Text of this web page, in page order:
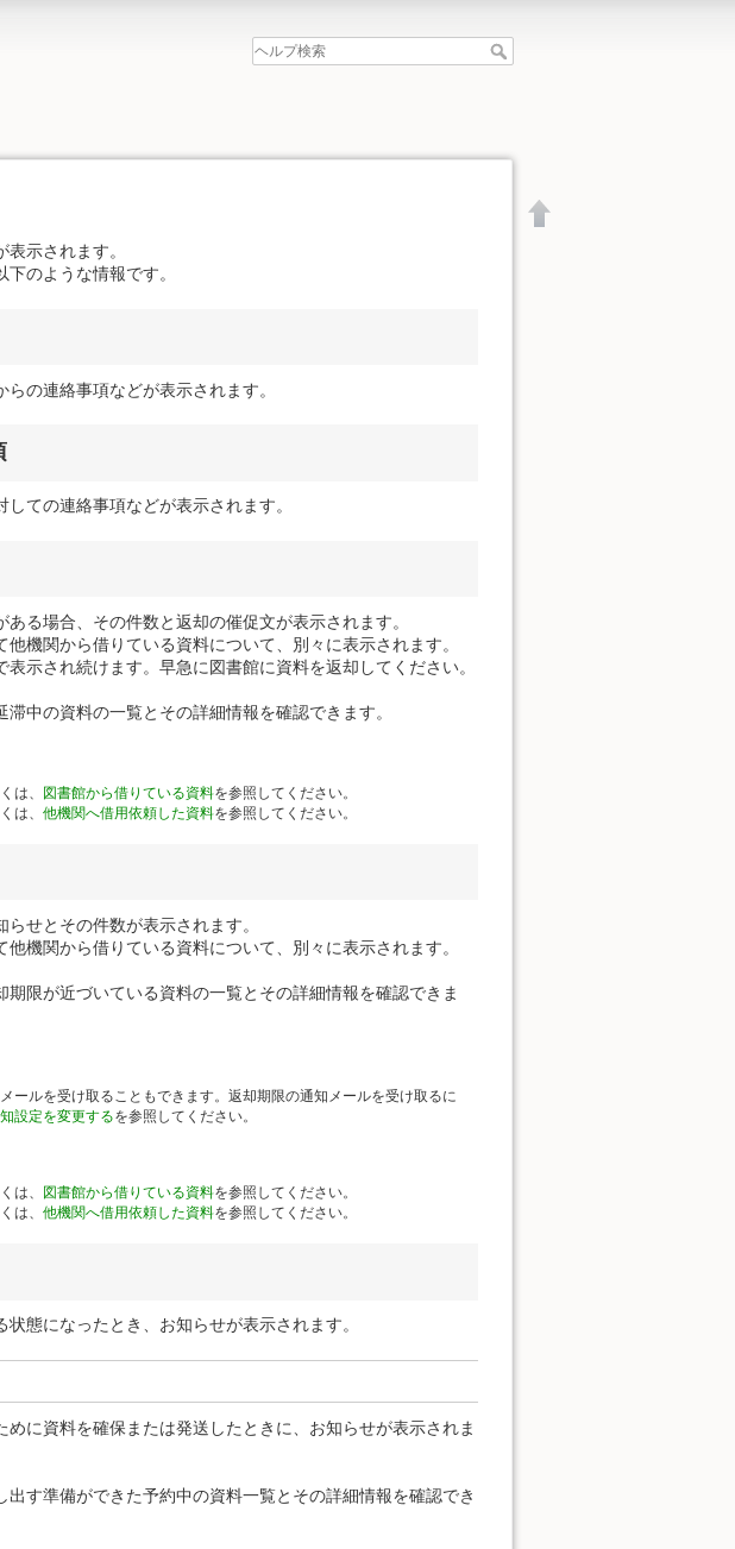
示されます。
のような情報です。
の連絡事項などが表示されます。
ての連絡事項などが表示されます。
る場合、その件数と返却の催促文が表示されます。
機関から借りている資料について、別々に表示されます。
示され続けます。早急に図書館に資料を返却してください。
中の資料の一覧とその詳細情報を確認できます。
は、 図書館から借りている資料を参照してください。
は、他機関へ借用依頼した資料を参照してください。
せとその件数が表示されます。
機関から借りている資料について、別々に表示されます。
限が近づいている資料の一覧とその詳細情報を確認できま
ールを受け取ることもできます。返却期限の通知メールを受け取るに
設定を変更するを参照してください。
は、 図書館から借りている資料を参照してください。
は、他機関へ借用依頼した資料を参照してください。
態になったとき、お知らせが表示されます。
に資料を確保または発送したときに、お知らせが表示されま
す準備ができた予約中の資料一覧とその詳細情報を確認でき